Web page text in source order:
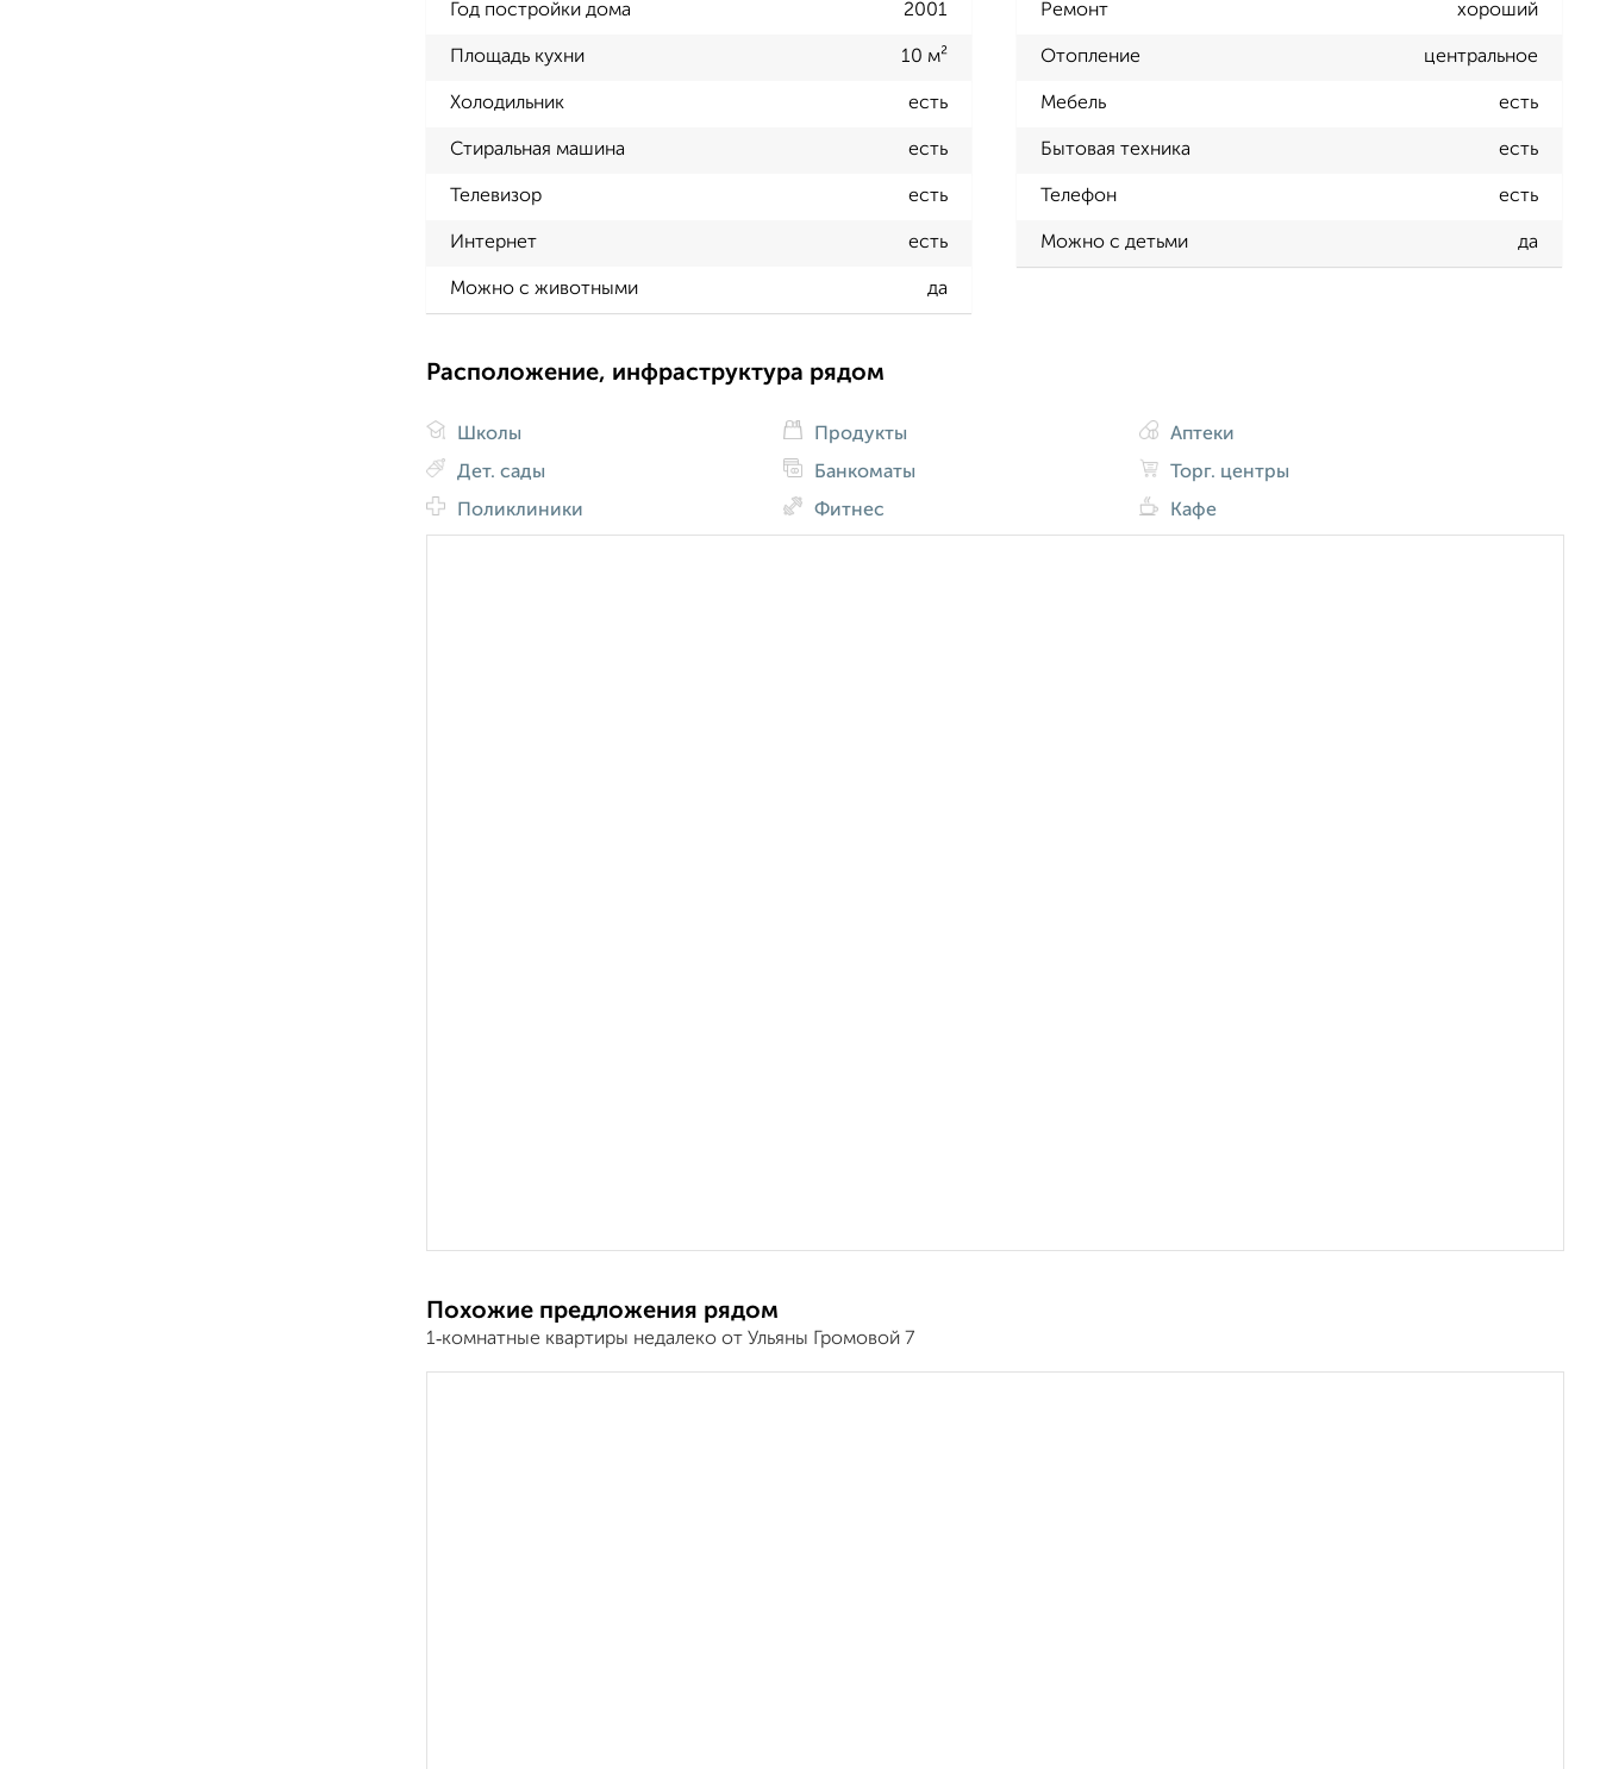
Год постройки дома 2001 Ремонт хороший
Площадь кухни 10 м² Отопление центральное
Холодильник есть Мебель есть
Стиральная машина есть Бытовая техника есть
Телевизор есть Телефон есть
Интернет есть Можно с детьми да
Можно с животными да
Расположение, инфраструктура рядом
Школы
Дет. сады
Поликлиники
Продукты
Банкоматы
Фитнес
Аптеки
Торг. центры
Кафе
Похожие предложения рядом
1‑комнатные квартиры недалеко от Ульяны Громовой 7